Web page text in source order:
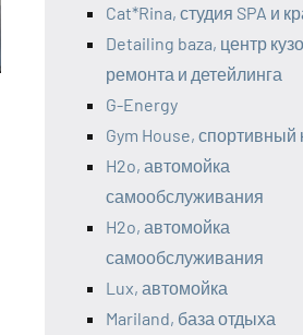
Cat*Rina, студия SPA и
Detailing baza, центр
ремонта и детейлинга
G-Energy
Gym House, спортивный
H2o, автомойка
самообслуживания
H2o, автомойка
самообслуживания
Lux, автомойка
Mariland, база отдыха